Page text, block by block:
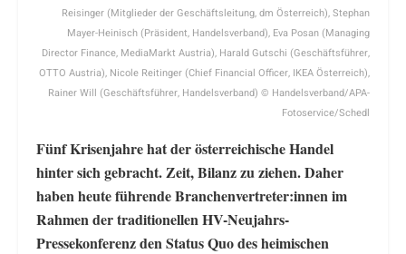
Reisinger (Mitglieder der Geschäftsleitung, dm Österreich), Stephan
Mayer-Heinisch (Präsident, Handelsverband), Eva Posan (Managing
Director Finance, MediaMarkt Austria), Harald Gutschi (Geschäftsführer,
OTTO Austria), Nicole Reitinger (Chief Financial Officer, IKEA Österreich),
Rainer Will (Geschäftsführer, Handelsverband) © Handelsverband/APA-
Fotoservice/Schedl
Fünf Krisenjahre hat der österreichische Handel
hinter sich gebracht. Zeit, Bilanz zu ziehen. Daher
haben heute führende Branchenvertreter:innen im
Rahmen der traditionellen HV-Neujahrs-
Pressekonferenz den Status Quo des heimischen